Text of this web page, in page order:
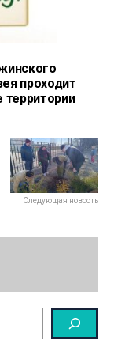
проходит
территории
Следующая новость